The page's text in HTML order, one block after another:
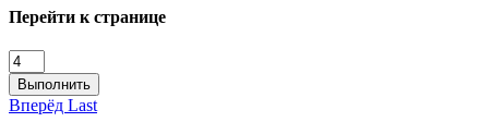
Перейти к странице
Выполнить
Вперёд Last